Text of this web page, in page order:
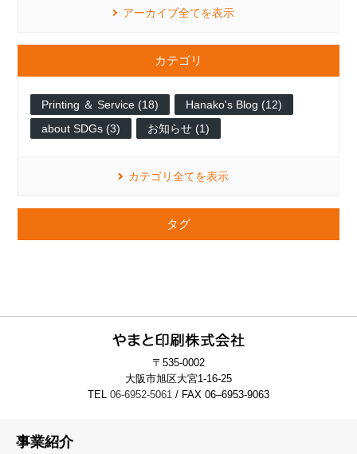
アーカイブ全てを表示
カテゴリ
Printing ＆ Service (18)
Hanako's Blog (12)
about SDGs (3)
お知らせ (1)
カテゴリ全てを表示
タグ
〒535-0002
大阪市旭区大宮1-16-25
TEL 06-6952-5061 / FAX 06–6953-9063
事業紹介